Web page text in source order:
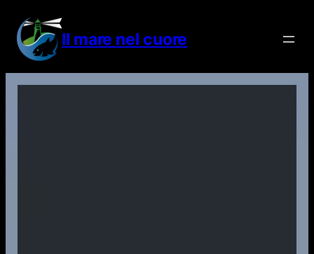
contenuto
Il mare nel cuore